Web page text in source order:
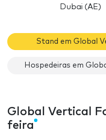
Dubai (AE)
Stand em Global
Hospedeiras em
Global Vertical
feira